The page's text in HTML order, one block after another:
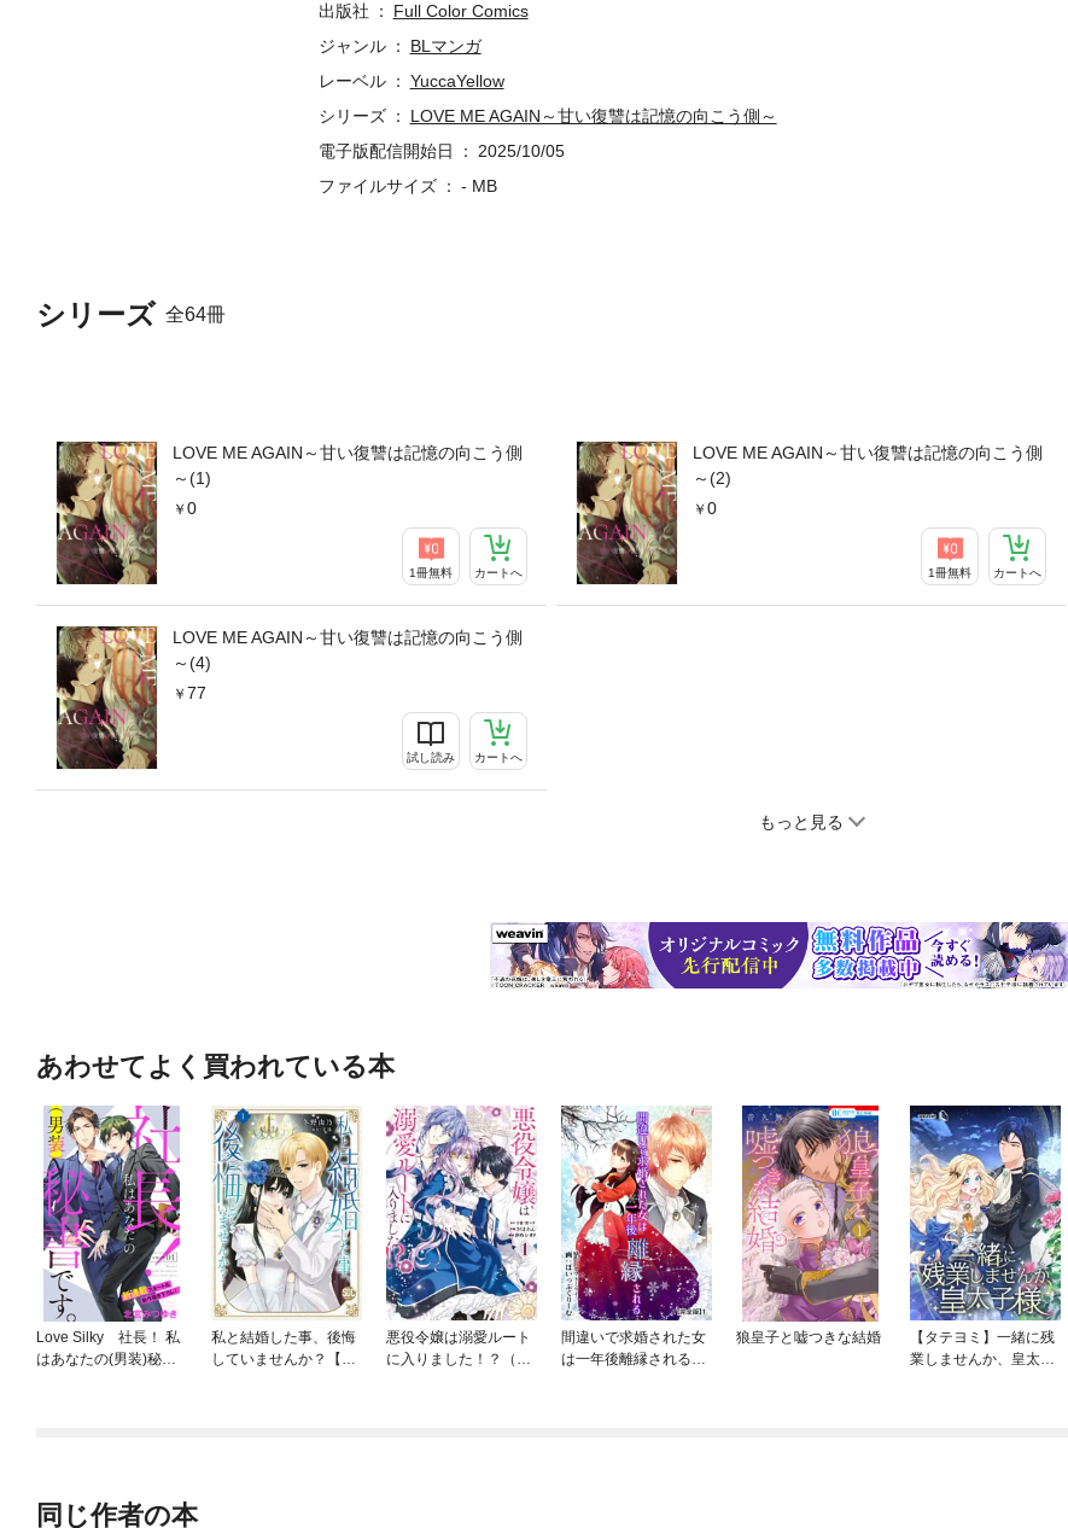
シリーズ 全64冊
LOVE ME AGAIN～甘い復讐は記憶の向こう側
～(1)
0
1冊無料 カートへ
LOVE ME AGAIN～甘い復讐は記憶の向こう側
～(2)
0
1冊無料 カートへ
LOVE ME AGAIN～甘い復讐は記憶の向こう側
～(4)
77
試し読み カートへ
もっと見る
出版社
Full Color Comics
ジャンル
BLマンガ
レーベル
YuccaYellow
シリーズ
LOVE ME AGAIN～甘い復讐は記憶の向こう側～
電子版配信開始日
2025/10/05
ファイルサイズ
- MB
あわせてよく買われている本
Love Silky 社長！ 私
はあなたの(男装)秘書
私と結婚した事、後悔
していませんか？【単
悪役令嬢は溺愛ルート
に入りました！？（コ
間違いで求婚された女
は一年後離縁される
狼皇子と嘘つきな結婚
【タテヨミ】一緒に残
業しませんか、皇太子
同じ作者の本